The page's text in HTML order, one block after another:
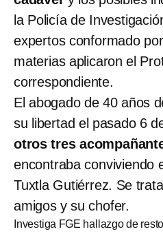
la Policía de
expertos conformado
materias aplicaron el
correspondiente.
El abogado de 40 años
su libertad el pasado 6
otros tres
encontraba conviviendo
Tuxtla Gutiérrez. Se
amigos y su chofer.
Investiga FGE hallazgo de